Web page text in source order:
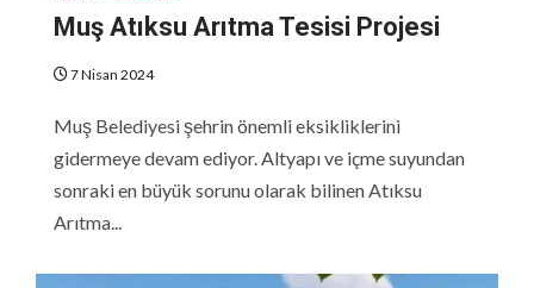
Muş Atıksu Arıtma Tesisi Projesi
7 Nisan 2024
Muş Belediyesi şehrin önemli eksikliklerini
gidermeye devam ediyor. Altyapı ve içme suyundan
sonraki en büyük sorunu olarak bilinen Atıksu
Arıtma...